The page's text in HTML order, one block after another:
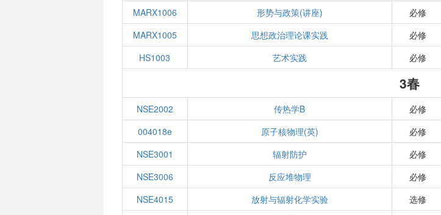
MARX1006
形势与政策(讲座) 必修
MARX1005
思想政治理论课实践 必修
HS1003
艺术实践 必修
3春
NSE2002 传热学B 必修
004018e
原子核物理(英) 必修
NSE3001
辐射防护 必修
NSE3006
反应堆物理 必修
NSE4015
放射与辐射化学实验 选修